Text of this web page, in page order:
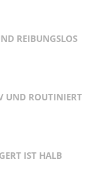
REIBUNGSLOS
UND ROUTINIERT
IST HALB